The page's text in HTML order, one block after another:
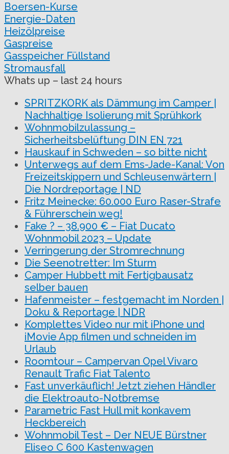
Boersen-Kurse
Energie-Daten
Heizölpreise
Gaspreise
Gasspeicher Füllstand
Stromausfall
Whats up – last 24 hours
SPRITZKORK als Dämmung im Camper |
Nachhaltige Isolierung mit Sprühkork
Wohnmobilzulassung –
Sicherheitsbelüftung DIN EN 721
Hauskauf in Schweden – so bitte nicht
Unterwegs auf dem Ems-Jade-Kanal: Von
Freizeitskippern und Schleusenwärtern |
Die Nordreportage | ND
Fritz Meinecke: 60.000 Euro Raser-Strafe
& Führerschein weg!
Fake ? – 38.900 € – Fiat Ducato
Wohnmobil 2023 – Update
Verringerung der Stromrechnung
Die Seenotretter: Im Sturm
Camper Hubbett mit Fertigbausatz
selber bauen
Hafenmeister – festgemacht im Norden |
Doku & Reportage | NDR
Komplettes Video nur mit iPhone und
iMovie App filmen und schneiden im
Urlaub
Roomtour – Campervan Opel Vivaro
Renault Trafic Fiat Talento
Fast unverkäuflich! Jetzt ziehen Händler
die Elektroauto-Notbremse
Parametric Fast Hull mit konkavem
Heckbereich
Wohnmobil Test – Der NEUE Bürstner
Eliseo C 600 Kastenwagen